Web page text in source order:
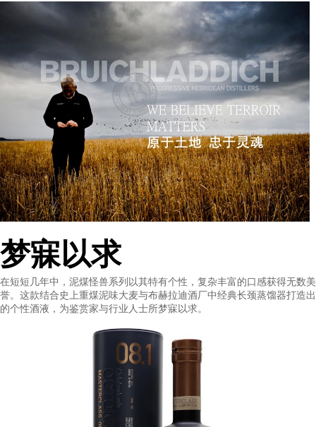
深思成就传奇
泥煤怪兽的创意源于一个深夜喝了几杯威士忌后关于“如果”的发
我们将史上重煤泥味的麦芽进行蒸馏，结果会怎样？深夜的深思
今的传奇，自2007年首次上市以来，泥煤怪兽便是世上重煤泥威
锋，但出人意料的是，除了拥有重煤泥的头衔外，泥煤怪兽令人
感收到很多人的追捧。
梦寐以求